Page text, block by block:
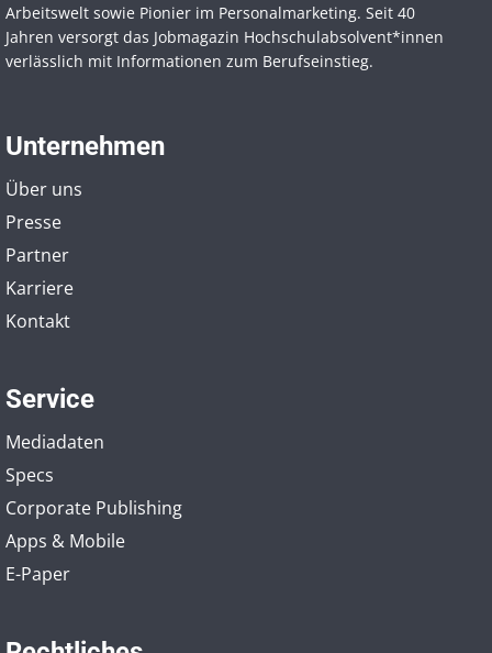
Arbeitswelt sowie Pionier im Personal­marketing. Seit 40
Jahren versorgt das Jobmagazin Hochschul­absolvent*innen
verlässlich mit Informationen zum Berufseinstieg.
Unternehmen
Über uns
Presse
Partner
Karriere
Kontakt
Service
Mediadaten
Specs
Corporate Publishing
Apps & Mobile
E-Paper